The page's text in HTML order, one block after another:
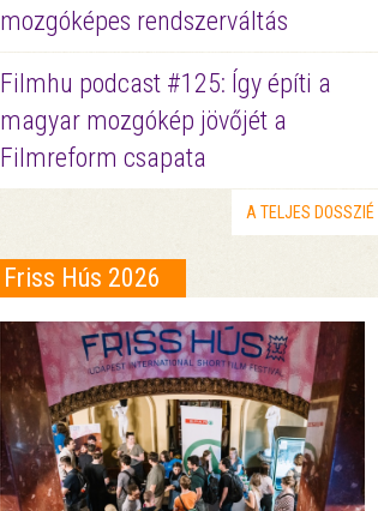
mozgóképes rendszerváltás
Filmhu podcast #125: Így építi a
magyar mozgókép jövőjét a
Filmreform csapata
A TELJES DOSSZIÉ
Friss Hús 2026